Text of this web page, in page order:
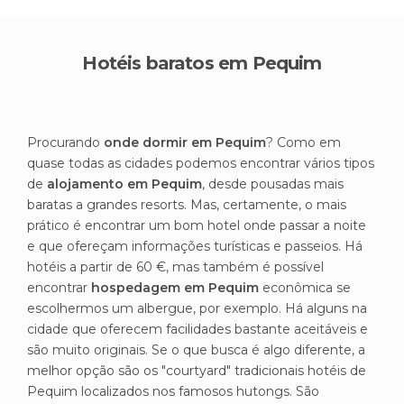
Hotéis baratos em Pequim
Procurando onde dormir em Pequim? Como em
quase todas as cidades podemos encontrar vários tipos
de alojamento em Pequim, desde pousadas mais
baratas a grandes resorts. Mas, certamente, o mais
prático é encontrar um bom hotel onde passar a noite
e que ofereçam informações turísticas e passeios. Há
hotéis a partir de 60 €, mas também é possível
encontrar hospedagem em Pequim econômica se
escolhermos um albergue, por exemplo. Há alguns na
cidade que oferecem facilidades bastante aceitáveis e
são muito originais. Se o que busca é algo diferente, a
melhor opção são os "courtyard" tradicionais hotéis de
Pequim localizados nos famosos hutongs. São